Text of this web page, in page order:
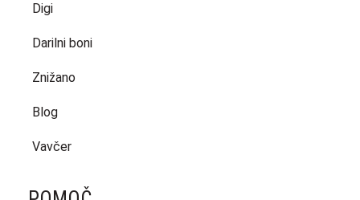
Digi
Darilni boni
Znižano
Blog
Vavčer